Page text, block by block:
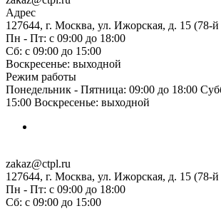
Адрес
127644, г. Москва, ул. Ижорская, д. 15
Пн - Пт: с 09:00 до 18:00
Сб: с 09:00 до 15:00
Воскресенье: выходной
Режим работы
Понедельник - Пятница: 09:00 до 18:00
15:00 Воскресенье: выходной
zakaz@ctpl.ru
127644, г. Москва, ул. Ижорская, д. 15
Пн - Пт: с 09:00 до 18:00
Сб: с 09:00 до 15:00